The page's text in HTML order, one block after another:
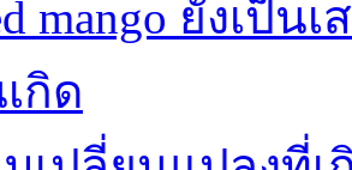
mango ยังเป็น
กิด